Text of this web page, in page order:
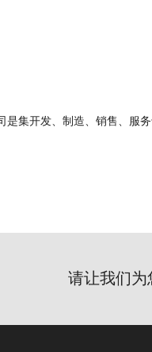
集开发、制造、销售、服
请让我们为